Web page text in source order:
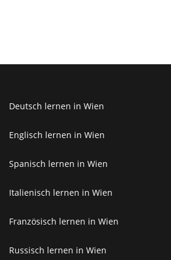
Deutsch lernen in Wien
Englisch lernen in Wien
Spanisch lernen in Wien
Italienisch lernen in Wien
Französisch lernen in Wien
Russisch lernen in Wien